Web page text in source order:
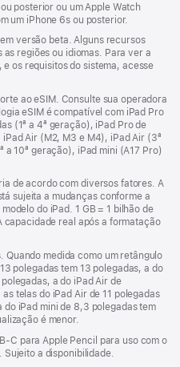
posterior ou um Apple Watch
um iPhone 6s ou posterior.
versão beta. Alguns recursos
regiões ou idiomas. Para ver a
os requisitos do sistema, acesse
ao eSIM. Consulte sua operadora
eSIM é compatível com iPad Pro
(1ª a 4ª geração), iPad Pro de
Air (M2, M3 e M4), iPad Air (3ª
a 10ª geração), iPad mini (A17 Pro)
de acordo com diversos fatores. A
sujeita a mudanças conforme a
do iPad. 1 GB = 1 bilhão de
capacidade real após a formatação
Quando medida como um retângulo
polegadas tem 13 polegadas, a do
a do iPad Air de
telas do iPad Air de 11 polegadas
iPad mini de 8,3 polegadas tem
é menor.
C para Apple Pencil para uso com o
a disponibilidade.